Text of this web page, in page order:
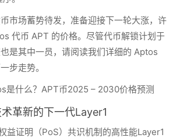
市场蓄势待发，准备迎接下一轮大涨，许
代币 APT 的价格。尽管代币解锁计划于
是其中一员，请阅读我们详细的 Aptos
步走势。
革新的下一代Layer1
益证明（PoS）共识机制的高性能Layer1